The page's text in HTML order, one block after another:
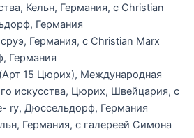
Кельн, Германия, с Christian
Германия
Германия, с Christian Marx
Германия
15 Цюрих), Международная
искусства, Цюрих, Швейцария, с
ry, Дюссельдорф, Германия
Германия, с галереей Симона